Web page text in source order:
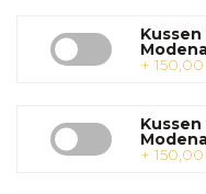
+ 150,00
+ 150,00